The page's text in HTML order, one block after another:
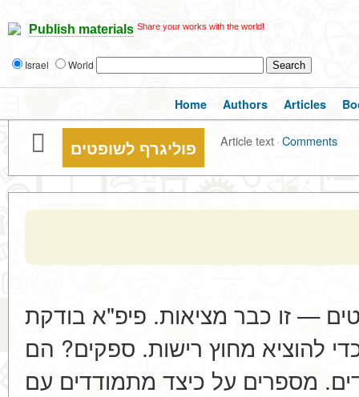
Publish materials Share your works with the world!
Israel World
Home Authors Articles
פוליגרף לשופטים Article text·Comments
— זו כבר מציאות. פיפ"א בודקת
להוציא מחוץ רישות. ספקים? הם
מספרים על כיצד מתמודדים עם